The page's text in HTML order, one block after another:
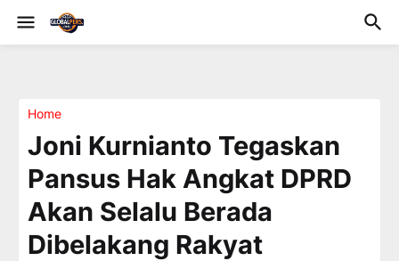
Home
Joni Kurnianto Tegaskan
Pansus Hak Angkat DPRD
Akan Selalu Berada
Dibelakang Rakyat